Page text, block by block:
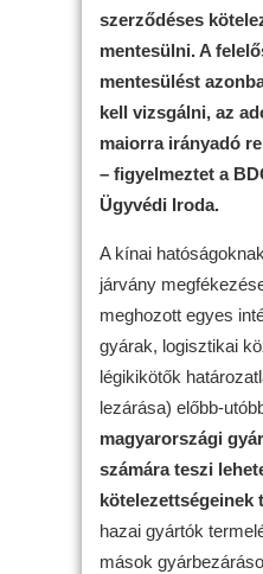
szerződéses
mentesülni. A
mentesülést
kell vizsgálni, az
maiorra irányadó
– figyelmeztet a
Ügyvédi Iroda.
A kínai
járvány
meghozott egyes
gyárak, logisztikai
légikikötők
lezárása) előbb-
magyarországi
számára teszi
kötelezettségeinek
hazai gyártók
mások